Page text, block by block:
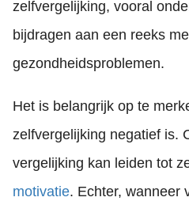
zelfvergelijking, vooral
bijdragen aan een reeks
gezondheidsproblemen.
Het is belangrijk op te
zelfvergelijking negatief is.
vergelijking kan leiden tot
motivatie. Echter, wanneer